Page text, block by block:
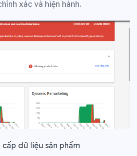
xác và hiện hành.
cấp dữ liệu sản phẩm